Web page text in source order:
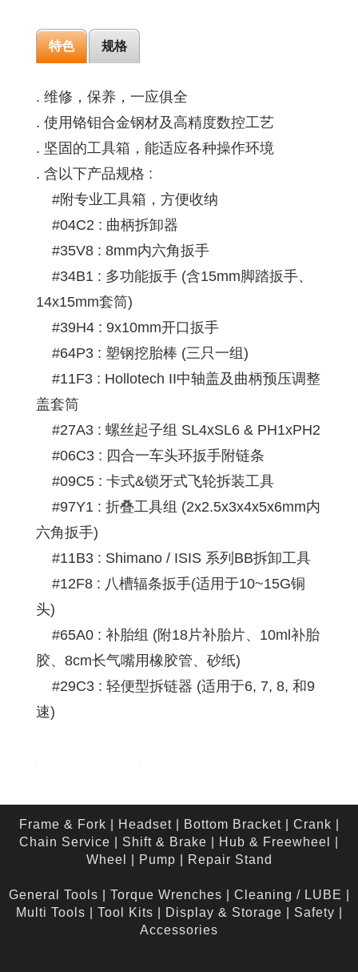
特色 规格
. 维修，保养，一应俱全
. 使用铬钼合金钢材及高精度数控工艺
. 坚固的工具箱，能适应各种操作环境
. 含以下产品规格 :
#附专业工具箱，方便收纳
#04C2 : 曲柄拆卸器
#35V8 : 8mm内六角扳手
#34B1 : 多功能扳手 (含15mm脚踏扳手、
14x15mm套筒)
#39H4 : 9x10mm开口扳手
#64P3 : 塑钢挖胎棒 (三只一组)
#11F3 : Hollotech II中轴盖及曲柄预压调整
盖套筒
#27A3 : 螺丝起子组 SL4xSL6 & PH1xPH2
#06C3 : 四合一车头环扳手附链条
#09C5 : 卡式&锁牙式飞轮拆装工具
#97Y1 : 折叠工具组 (2x2.5x3x4x5x6mm内
六角扳手)
#11B3 : Shimano / ISIS 系列BB拆卸工具
#12F8 : 八槽辐条扳手(适用于10~15G铜
头)
#65A0 : 补胎组 (附18片补胎片、10ml补胎
胶、8cm长气嘴用橡胶管、砂纸)
#29C3 : 轻便型拆链器 (适用于6, 7, 8, 和9
速)
Frame & Fork Headset| Bottom Bracket| Crank
Chain Service
Shift & Brake Hub & Freewheel
Wheel
Pump Repair Stand
General Tools Torque Wrenches Cleaning / LUBE
Multi Tools
Tool Kits Display & Storage Safety
Accessories